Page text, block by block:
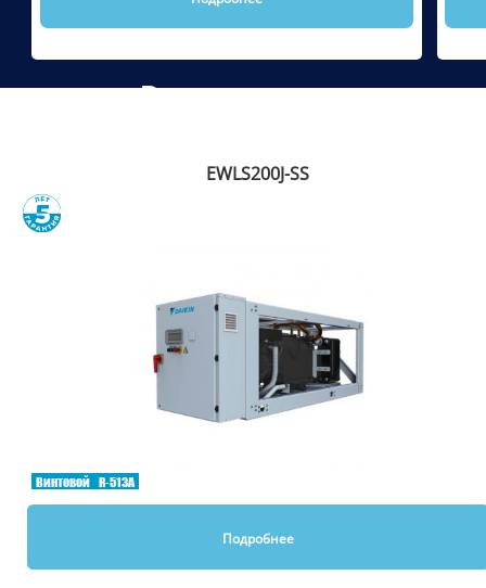
Рекомендуем
EWLS200J-SS
Винтовой R-513A
Подробнее